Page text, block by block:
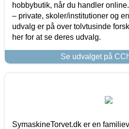
hobbybutik, når du handler
– private, skoler/institutioner og
udvalg er på over tolvtusinde
her for at se deres udvalg.
Se udvalget på
SymaskineTorvet.dk er en